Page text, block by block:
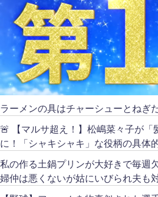
ラーメンの具はチャーシューとねぎ
🚨 【マルサ超え！】松嶋菜々子が「
に！「シャキシャキ」な役柄の具体
私の作る土鍋プリンが大好きで毎週
婦仲は悪くないが姑にいびられ夫も